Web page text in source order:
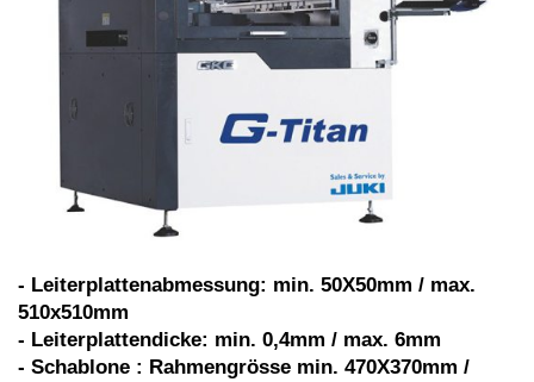
- Leiterplattenabmessung: min. 50X50mm / max.
510x510mm
- Leiterplattendicke: min. 0,4mm / max. 6mm
- Schablone : Rahmengrösse min. 470X370mm /